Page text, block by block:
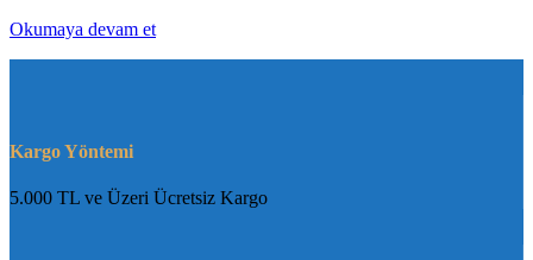
Okumaya devam et
Kargo Yöntemi
5.000 TL ve Üzeri Ücretsiz Kargo